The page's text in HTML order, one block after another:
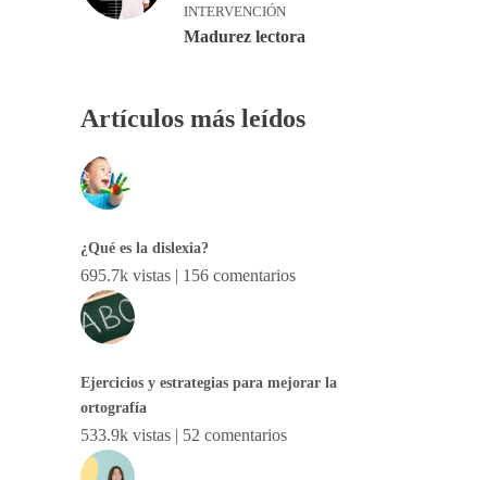
INTERVENCIÓN
Madurez lectora
Artículos más leídos
¿Qué es la dislexia?
695.7k vistas | 156 comentarios
Ejercicios y estrategias para mejorar la
ortografía
533.9k vistas | 52 comentarios